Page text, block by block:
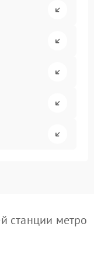
станции метро